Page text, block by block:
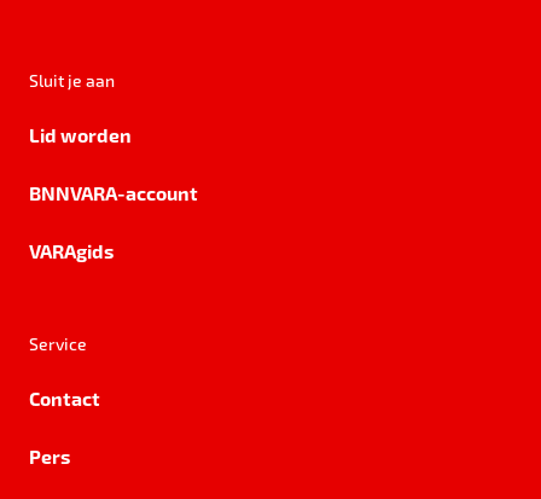
Sluit je aan
Lid worden
BNNVARA-account
VARAgids
Service
Contact
Pers